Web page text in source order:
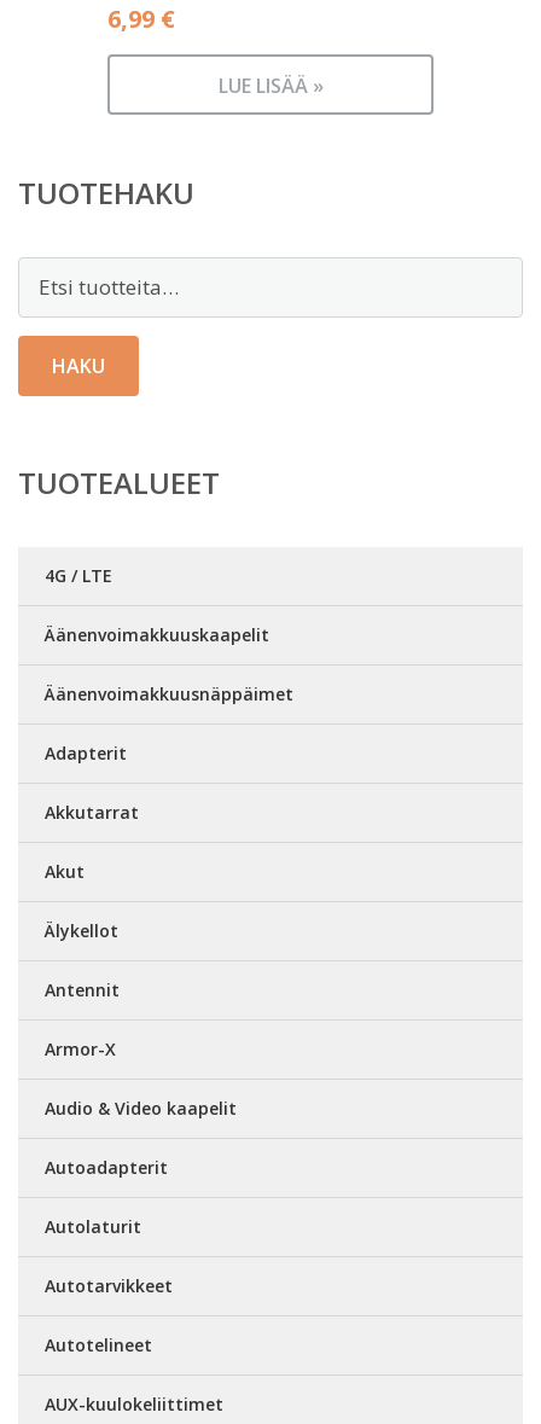
6,99 €
LUE LISÄÄ »
TUOTEHAKU
Etsi:
HAKU
TUOTEALUEET
4G / LTE
Äänenvoimakkuuskaapelit
Äänenvoimakkuusnäppäimet
Adapterit
Akkutarrat
Akut
Älykellot
Antennit
Armor-X
Audio & Video kaapelit
Autoadapterit
Autolaturit
Autotarvikkeet
Autotelineet
AUX-kuulokeliittimet